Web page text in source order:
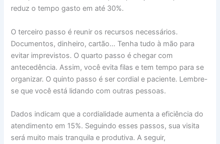
reduz o tempo gasto em até 30%.
O terceiro passo é reunir os recursos necessários.
Documentos, dinheiro, cartão… Tenha tudo à mão para
evitar imprevistos. O quarto passo é chegar com
antecedência. Assim, você evita filas e tem tempo para se
organizar. O quinto passo é ser cordial e paciente. Lembre-
se que você está lidando com outras pessoas.
Dados indicam que a cordialidade aumenta a eficiência do
atendimento em 15%. Seguindo esses passos, sua visita
será muito mais tranquila e produtiva. A seguir,